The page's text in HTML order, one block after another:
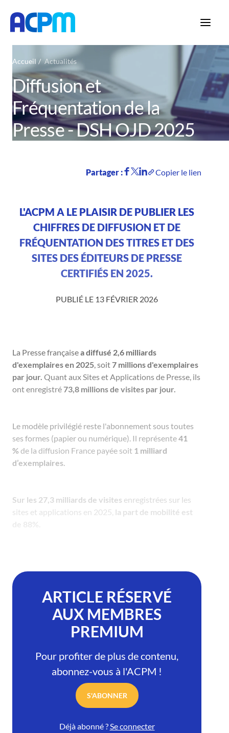
Accueil Actualités
Diffusion et
Fréquentation de la
Presse - DSH OJD 2025
Partager : Copier le lien
L'ACPM A LE PLAISIR DE PUBLIER LES
CHIFFRES DE DIFFUSION ET DE
FRÉQUENTATION DES TITRES ET DES
SITES DES ÉDITEURS DE PRESSE
CERTIFIÉS EN 2025.
PUBLIÉ LE 13 FÉVRIER 2026
La Presse françaisea diffusé 2,6 milliards
d'exemplaires en 2025, soit7 millions d'exemplaires
par jour. Quant aux Sites et Applications de Presse, ils
ont enregistré73,8 millions de visites par jour.
Le modèle privilégié reste l'abonnement sous toutes
ses formes (papier ou numérique). Il représente41
% de la diffusion France payée soit 1 milliard
d’exemplaires.
Sur les 27,3 milliards de visites enregistrées sur les
sites et applications en 2025, la part de mobilité est
ARTICLE RÉSERVÉ
AUX MEMBRES
PREMIUM
Pour profiter de plus de contenu,
abonnez-vous à l'ACPM !
S'ABONNER
Déjà abonné ?Se connecter